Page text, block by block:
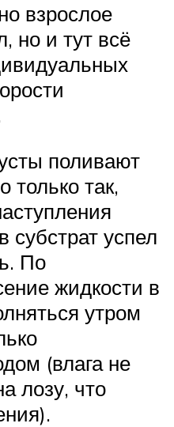
взрослое
но и тут всё
поливают
только так,
субстрат успел
По
жидкости в
утром
(влага не
лозу, что